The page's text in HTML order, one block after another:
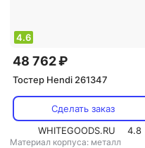
4.6
48 762 ₽
Тостер Hendi 261347
Сделать заказ
WHITEGOODS.RU
4.8
Материал корпуса: металл